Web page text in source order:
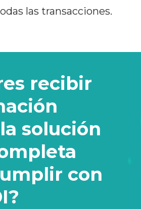
las transacciones.
recibir
solución
con